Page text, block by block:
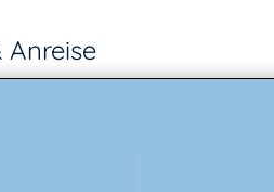
Anreise